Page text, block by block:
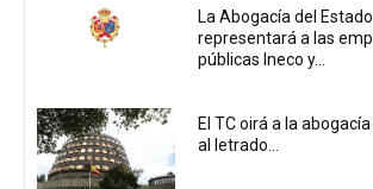
La Abogacía del Estado
representará a las
públicas Ineco y...
El TC oirá a la
al letrado...